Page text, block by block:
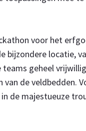
voor het
bijzondere locatie,
geheel
de veldbedden.
de majestueuze